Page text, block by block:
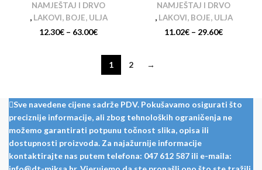
NAMJEŠTAJ I DRVO
, LAKOVI, BOJE, ULJA
12.30€ – 63.00€
NAMJEŠTAJ I DRVO
, LAKOVI, BOJE, ULJA
11.02€ – 29.60€
1 2 →
Sve navedene cijene sadrže PDV. Pokušavamo osigurati što
preciznije informacije, ali zbog tehnoloških ograničenja ne
možemo garantirati potpunu točnost slika, opisa ili
dostupnosti proizvoda. Za najažurnije informacije
kontaktirajte nas putem telefona: 047 612 587 ili e-maila: